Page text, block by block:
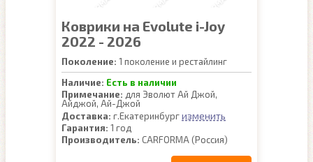
Коврики на Evolute i-Joy
2022 - 2026
Поколение: 1 поколение и рестайлинг
Наличие: Есть в наличии
Примечание: для Эволют Ай Джой,
Айджой, Ай-Джой
Доставка: г.Екатеринбургизменить
Гарантия: 1 год
Производитель: CARFORMA (Россия)